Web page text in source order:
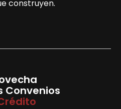
construyen.
Convenios